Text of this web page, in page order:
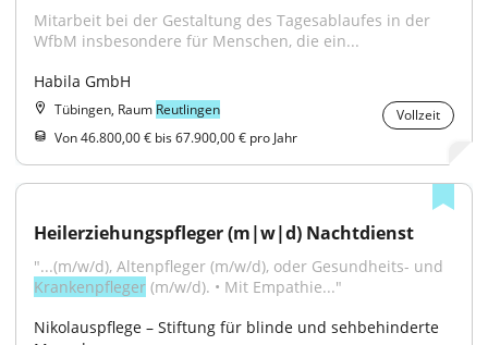
Mitarbeit bei der Gestaltung des Tagesablaufes in der
WfbM insbesondere für Menschen, die ein...
Habila GmbH
Tübingen, Raum Reutlingen
Vollzeit
Von 46.800,00 € bis 67.900,00 € pro Jahr
Heilerziehungspfleger (m|w|d) Nachtdienst
Krankenpfleger (m/w/d). • Mit Empathie..."
Nikolauspflege – Stiftung für blinde und sehbehinderte